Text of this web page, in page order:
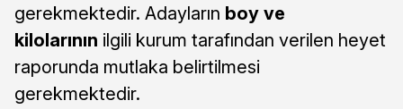
gerekmektedir. Adayların boy ve
kilolarının ilgili kurum tarafından verilen heyet
raporunda mutlaka belirtilmesi
gerekmektedir.